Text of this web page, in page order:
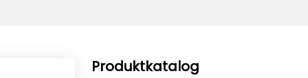
Produktkatalog